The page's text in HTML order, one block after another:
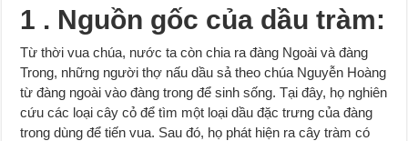
1 . Nguồn gốc của dầu tràm:
Từ thời vua chúa, nước ta còn chia ra đàng Ngoài và đàng
Trong, những người thợ nấu dầu sả theo chúa Nguyễn Hoàng
từ đàng ngoài vào đàng trong để sinh sống. Tại đây, họ nghiên
cứu các loại cây cỏ để tìm một loại dầu đặc trưng của đàng
trong dùng để tiến vua. Sau đó, họ phát hiện ra cây tràm có